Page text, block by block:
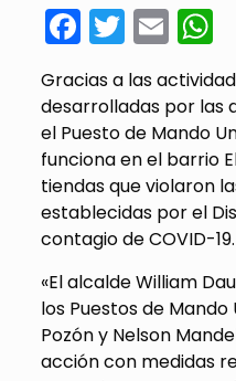
Facebook
Twitter
Gracias a las
desarrolladas por las
el Puesto de Mando
funciona en el barrio
tiendas que violaron
establecidas por el
contagio de COVID-19.
«El alcalde William
los Puestos de
Pozón y Nelson
acción con medidas